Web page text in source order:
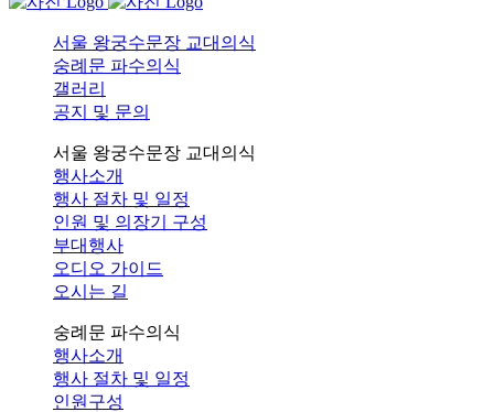
서울 왕궁수문장 교대의식
숭례문 파수의식
갤러리
공지 및 문의
서울 왕궁수문장 교대의식
행사소개
행사 절차 및 일정
인원 및 의장기 구성
부대행사
오디오 가이드
오시는 길
숭례문 파수의식
행사소개
행사 절차 및 일정
인원구성